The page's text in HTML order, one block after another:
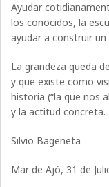
Ayudar
los conocidos, la
ayudar a construir un
La grandeza queda
y que existe como
historia (“la que nos
y la actitud concreta.
Silvio Bageneta
Mar de Ajó, 31 de